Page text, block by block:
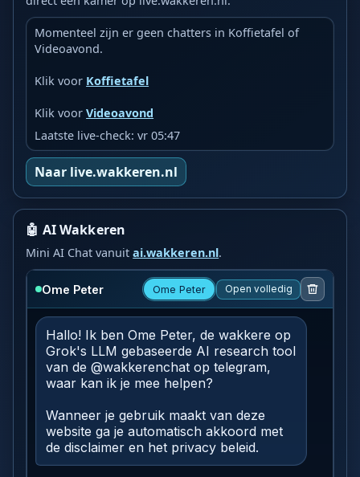
Momenteel zijn er geen chatters in Koffietafel of
Videoavond.
Klik voor Koffietafel
Klik voorVideoavond
Laatste live-check: vr 05:47
Naar live.wakkeren.nl
🤖 AI Wakkeren
Mini AI Chat vanuitai.wakkeren.nl.